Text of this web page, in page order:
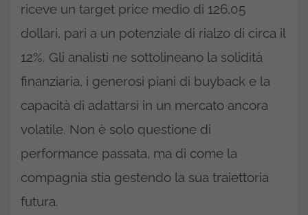
riceve un target price medio di 126,05
dollari, pari a un potenziale di rialzo di circa il
12%. Gli analisti ne sottolineano la solidità
finanziaria, i generosi piani di buyback e la
capacità di adattarsi in un mercato ancora
volatile. Non è solo questione di
performance passata, ma di come la
compagnia stia gestendo la sua traiettoria
futura.